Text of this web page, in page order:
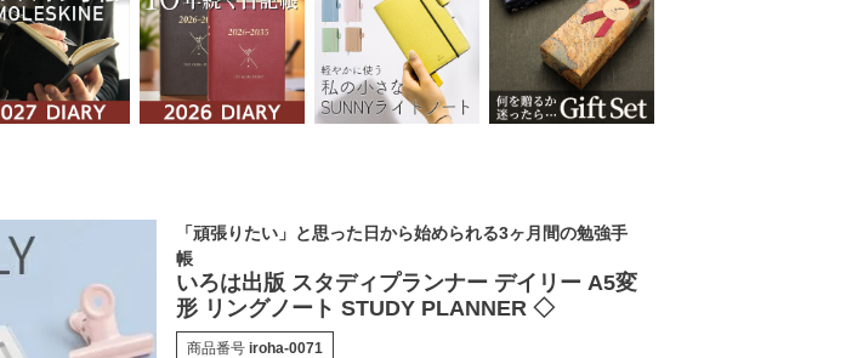
「頑張りたい」と思った日から始められる3ヶ月間の勉強手
帳
いろは出版 スタディプランナー デイリー A5変
形 リングノート STUDY PLANNER ◇
商品番号 iroha-0071